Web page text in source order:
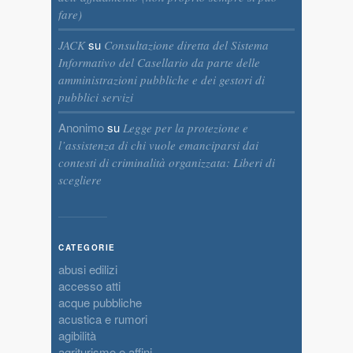
fare)
JACKsu Consultazione diretta del Sistema
Informativo del Casellario da parte delle
amministrazioni pubbliche e dei gestori di
pubblici servizi
Anonimosu Legge per la protezione e
l’assistenza di chi vuole emanciparsi dai
contesti di criminalità organizzata: Liberi di
scegliere
CATEGORIE
abusi edilizi
accesso atti
acque pubbliche
acustica e rumori
agibilità